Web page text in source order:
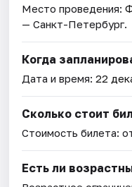
Место проведения:
— Санкт-Петербург.
Когда
Дата и время:22
Сколько стоит
Стоимость билета:
Есть ли